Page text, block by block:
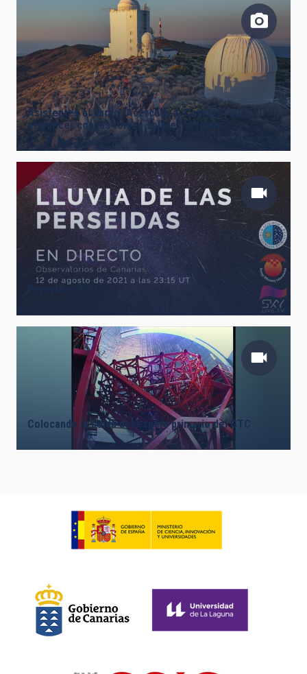
Asistentes al curso "Acércate al Cosmos" 2022 al
atardecer con las torres solares al fondo
Colocando la celda del espejo primario del GTC